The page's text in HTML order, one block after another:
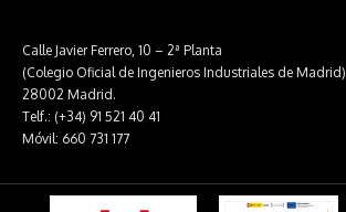
Calle Javier Ferrero, 10 – 2ª Planta
(Colegio Oficial de Ingenieros Industriales de Madrid)
28002 Madrid.
Telf.: (+34) 91 521 40 41
Móvil: 660 731 177